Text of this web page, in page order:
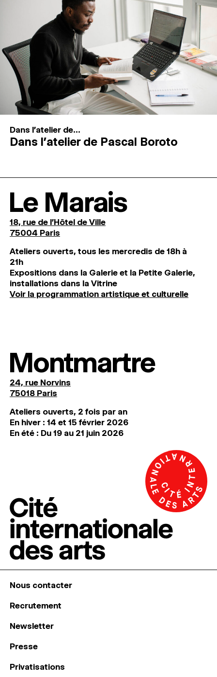
Dans l'atelier de...
Dans l’atelier de Pascal Boroto
Le Marais
18, rue de l'Hôtel de Ville
75004 Paris
Ateliers ouverts, tous les mercredis de 18h à
21h
Expositions dans la Galerie et la Petite Galerie,
installations dans la Vitrine
Voir la programmation artistique et culturelle
Montmartre
24, rue Norvins
75018 Paris
Ateliers ouverts, 2 fois par an
En hiver : 14 et 15 février 2026
En été : Du 19 au 21 juin 2026
Nous contacter
Recrutement
Newsletter
Presse
Privatisations